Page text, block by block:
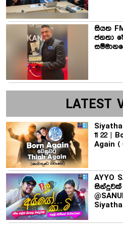
සියත
ජනතා
LATEST
Siyatha
11 22 |
Again (
AYYO
සින්දුවක්